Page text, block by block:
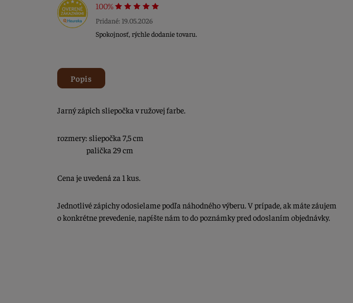
100%
Pridané: 19.05.2026
Spokojnosť, rýchle dodanie tovaru.
Popis
Jarný zápich sliepočka v ružovej farbe.
rozmery: sliepočka 7,5 cm
palička 29 cm
Cena je uvedená za 1 kus.
Jednotlivé zápichy odosielame podľa náhodného výberu. V prípade, ak máte záujem
o konkrétne prevedenie, napíšte nám to do poznámky pred odoslaním objednávky.